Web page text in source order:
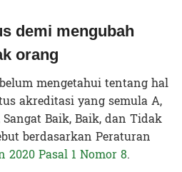
demi mengubah
orang
mengetahui tentang hal
akreditasi yang semula A,
Baik, Baik, dan Tidak
berdasarkan Peraturan
2020 Pasal 1 Nomor 8.